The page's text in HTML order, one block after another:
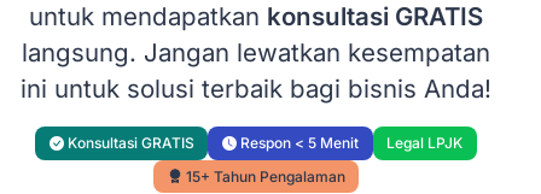
untuk mendapatkan konsultasi GRATIS
langsung. Jangan lewatkan kesempatan
ini untuk solusi terbaik bagi bisnis Anda!
Konsultasi GRATIS Respon < 5 Menit
Legal LPJK
15+ Tahun Pengalaman